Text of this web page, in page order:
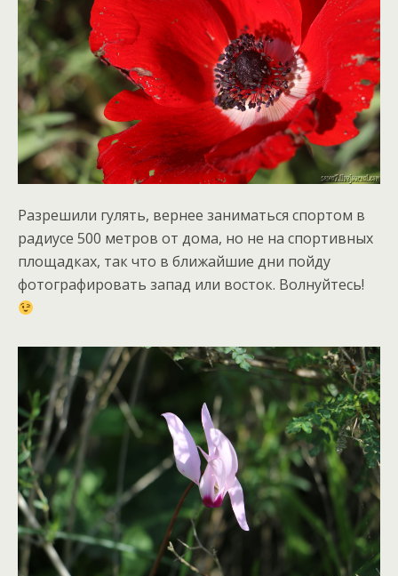
Разрешили гулять, вернее заниматься спортом в
радиусе 500 метров от дома, но не на спортивных
площадках, так что в ближайшие дни пойду
фотографировать запад или восток. Волнуйтесь!